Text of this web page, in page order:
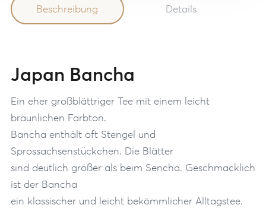
Beschreibung Details
Japan Bancha
Ein eher großblättriger Tee mit einem leicht
bräunlichen Farbton.
Bancha enthält oft Stengel und
Sprossachsenstückchen. Die Blätter
sind deutlich größer als beim Sencha. Geschmacklich
ist der Bancha
ein klassischer und leicht bekömmlicher Alltagstee.